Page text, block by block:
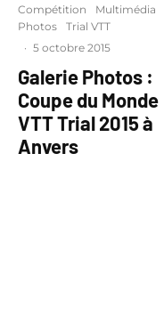
Compétition
Multimédia
Photos
Trial VTT
· 5 octobre 2015
Galerie Photos :
Coupe du Monde
VTT Trial 2015 à
Anvers